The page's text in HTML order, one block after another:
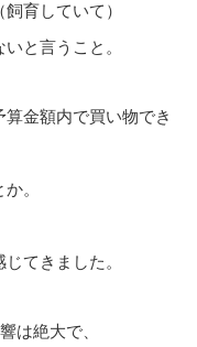
育していて）
と言うこと。
金額内で買い物でき
。
てきました。
は絶大で、